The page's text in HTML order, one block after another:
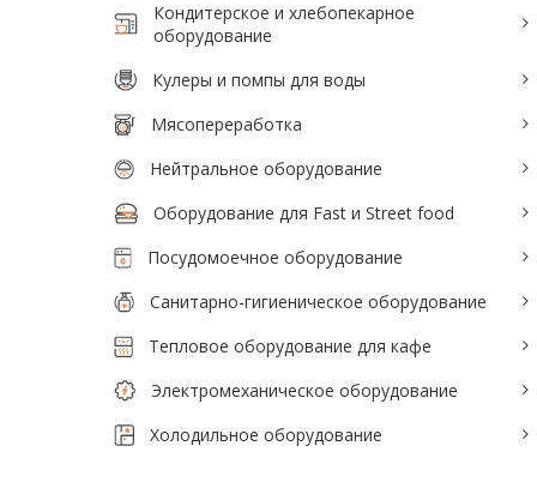
Кондитерское и хлебопекарное
оборудование
Кулеры и помпы для воды
Мясопереработка
Нейтральное оборудование
Оборудование для Fast и Street food
Посудомоечное оборудование
Санитарно-гигиеническое оборудование
Тепловое оборудование для кафе
Электромеханическое оборудование
Холодильное оборудование